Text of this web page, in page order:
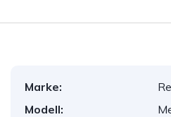
Marke:
Modell: